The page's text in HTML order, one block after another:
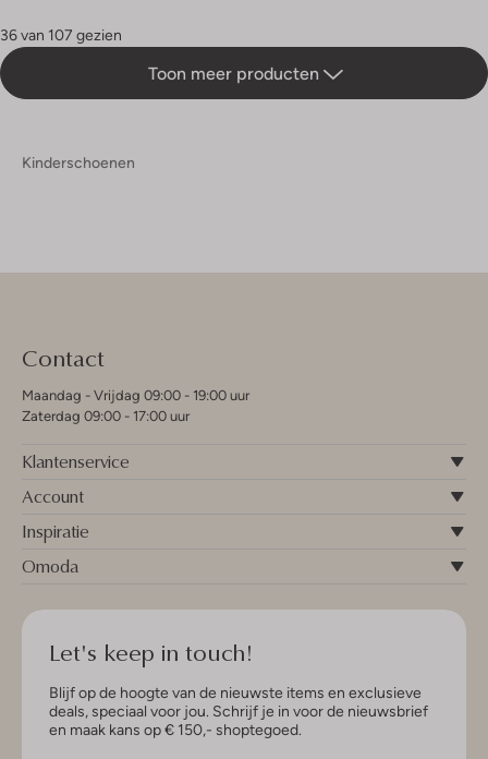
36 van 107 gezien
Toon meer producten
Kinderschoenen
Contact
Maandag - Vrijdag 09:00 - 19:00 uur
Zaterdag 09:00 - 17:00 uur
Klantenservice
Account
Inspiratie
Omoda
Let's keep in touch!
Blijf op de hoogte van de nieuwste items en exclusieve
deals, speciaal voor jou. Schrijf je in voor de nieuwsbrief
en maak kans op € 150,- shoptegoed.